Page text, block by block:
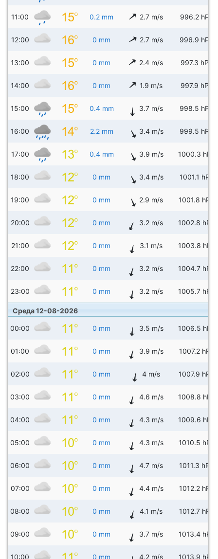
11:00 0.2 mm 2.7 m/s 996.2 hPa
12:00 0 mm 2.7 m/s 996.9 hPa
13:00 0 mm 2.4 m/s 997.3 hPa
14:00 0 mm 1.9 m/s 997.9 hPa
15:00 0.4 mm 3.7 m/s 998.5 hPa
16:00 2.2 mm 3.4 m/s 999.5 hPa
17:00 0.4 mm 3.9 m/s 1000.3 hPa
18:00 0 mm 3.4 m/s 1001.1 hPa
19:00 0 mm 2.9 m/s 1001.8 hPa
20:00 0 mm 3.2 m/s 1002.8 hPa
21:00 0 mm 3.1 m/s 1003.8 hPa
22:00 0 mm 3.2 m/s 1004.7 hPa
23:00 0 mm 3.2 m/s 1005.7 hPa
Среда 12-08-2026
00:00 0 mm 3.5 m/s 1006.5 hPa
01:00 0 mm 3.9 m/s 1007.2 hPa
02:00 0 mm 4 m/s 1007.9 hPa
03:00 0 mm 4.6 m/s 1008.8 hPa
04:00 0 mm 4.3 m/s 1009.6 hPa
05:00 0 mm 4.3 m/s 1010.5 hPa
06:00 0 mm 4.7 m/s 1011.3 hPa
07:00 0 mm 4.4 m/s 1012.2 hPa
08:00 0 mm 4.1 m/s 1012.7 hPa
09:00 0 mm 3.7 m/s 1013.4 hPa
10:00 0 mm 4.2 m/s 1013.9 hPa